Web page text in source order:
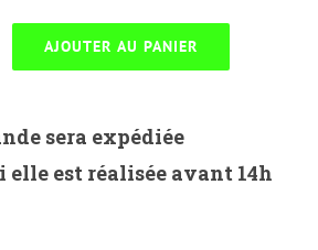
AJOUTER AU PANIER
sera expédiée
elle est réalisée avant 14h